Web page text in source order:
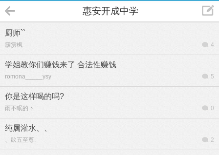
惠安开成中学
厨师``
霹雳枫 4
学姐教你们赚钱来了 合法性赚钱
romona_____ysy 5
你是这样喝的吗?
雨不眠的下 0
纯属灌水、、
、镹五至尊. 2